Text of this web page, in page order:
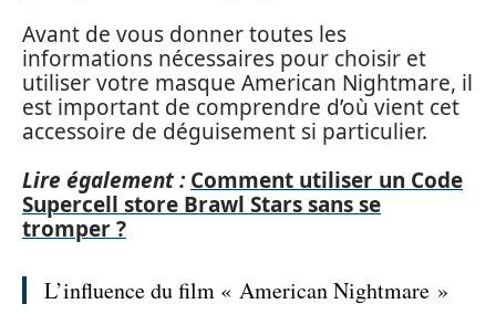
Avant de vous donner toutes les
informations nécessaires pour choisir et
utiliser votre masque American Nightmare, il
est important de comprendre d’où vient cet
accessoire de déguisement si particulier.
Lire également : Comment utiliser un Code
Supercell store Brawl Stars sans se
tromper ?
L’influence du film « American Nightmare »